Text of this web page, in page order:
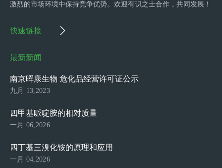
激烈的市场环境中保持竞争优势。欢迎有识之士合作，共同发展！
快速链接
最新新闻
南京晖康生物 危化品经营许可证公示
九月 13,2023
四甲基哌啶胺的相对质量
一月 06,2026
四丁基三溴化铵的原理和应用
一月 04,2026